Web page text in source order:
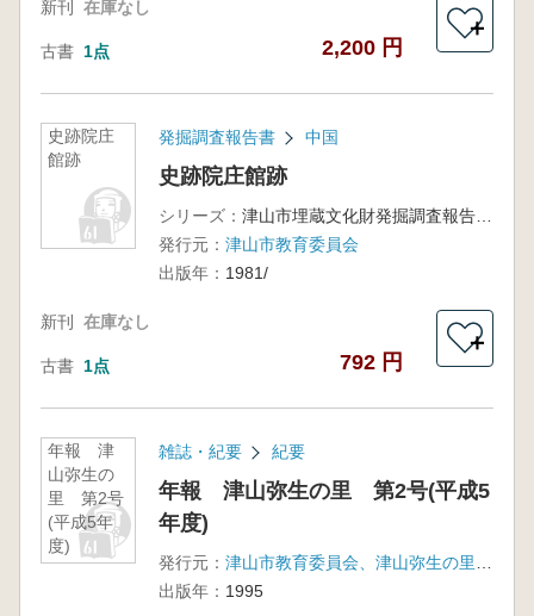
新刊 在庫なし
古書 1点 2,200 円
＋
史跡院庄
館跡
発掘調査報告書 中国
史跡院庄館跡
シリーズ：
津山市埋蔵文化財発掘調査報告書第7集
発行元： 津山市教育委員会
出版年： 1981/
新刊 在庫なし
古書 1点 792 円
＋
年報 津
山弥生の
里 第2号
(平成5年
度)
雑誌・紀要 紀要
年報 津山弥生の里 第2号(平成5
年度)
発行元：
出版年： 1995